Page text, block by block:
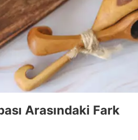
Arasındaki Fark